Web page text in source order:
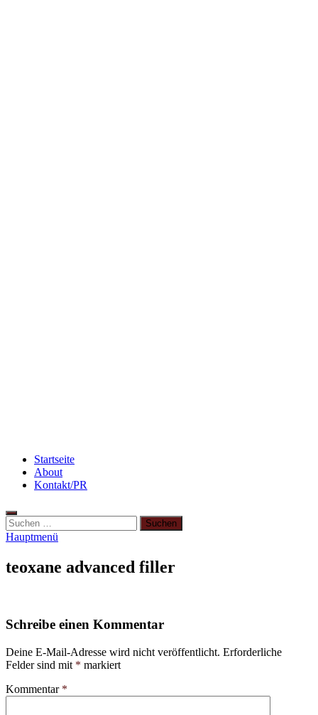
Startseite
About
Kontakt/PR
Suchen
nach:
Hauptmenü
teoxane advanced filler
Schreibe einen Kommentar
Deine E-Mail-Adresse wird nicht veröffentlicht. Erforderliche
Felder sind mit * markiert
Kommentar *